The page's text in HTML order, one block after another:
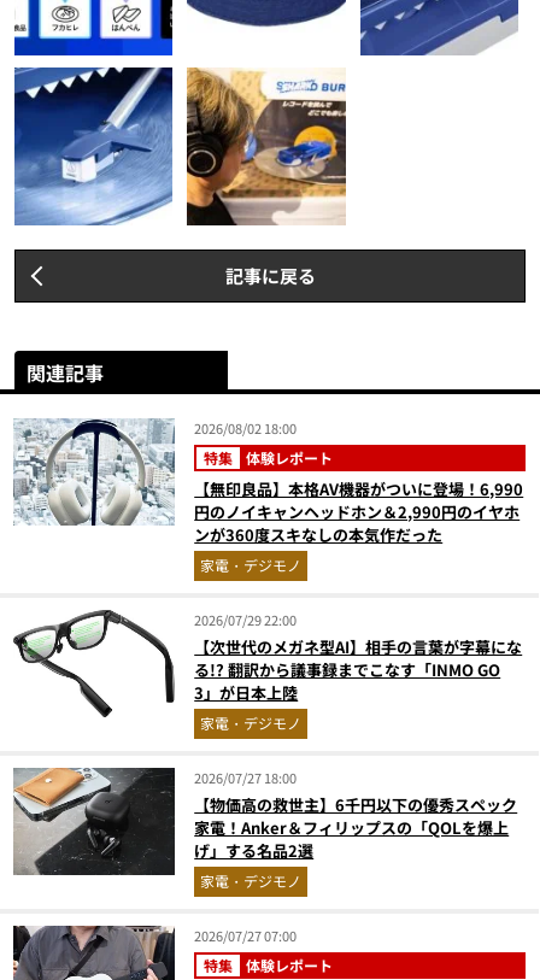
記事に戻る
関連記事
2026/08/02 18:00
特集 体験レポート
【無印良品】本格AV機器がついに登場！6,990
円のノイキャンヘッドホン＆2,990円のイヤホ
ンが360度スキなしの本気作だった
家電・デジモノ
2026/07/29 22:00
【次世代のメガネ型AI】相手の言葉が字幕にな
る!? 翻訳から議事録までこなす「INMO GO
3」が日本上陸
家電・デジモノ
2026/07/27 18:00
【物価高の救世主】6千円以下の優秀スペック
家電！Anker＆フィリップスの「QOLを爆上
げ」する名品2選
家電・デジモノ
2026/07/27 07:00
特集 体験レポート